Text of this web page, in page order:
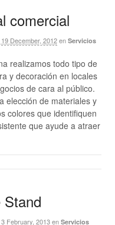
comercial
19 December, 2012 en Servicios
realizamos todo tipo de
y decoración en locales
de cara al público.
elección de materiales y
colores que identifiquen
que ayude a atraer
Stand
3 February, 2013 en Servicios